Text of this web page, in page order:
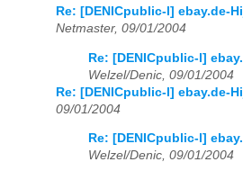
Re: [DENICpublic-l] ebay.de-
Netmaster, 09/01/2004
Re: [DENICpublic-l]
Welzel/Denic, 09/01/2004
Re: [DENICpublic-l] ebay.de-
09/01/2004
Re: [DENICpublic-l]
Welzel/Denic, 09/01/2004